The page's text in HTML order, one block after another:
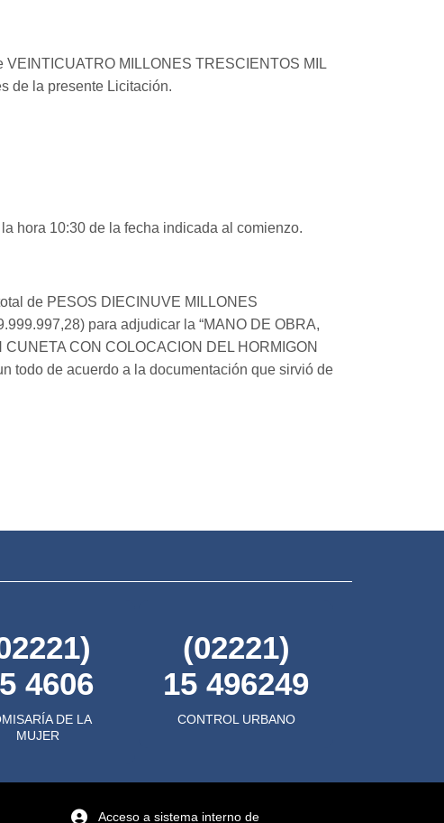
MILLONES TRESCIENTOS MIL
de la presente Licitación.
hora 10:30 de la fecha indicada al comienzo.
de PESOS DIECINUVE MILLONES
para adjudicar la “MANO DE OBRA,
CON COLOCACION DEL HORMIGON
todo de acuerdo a la documentación que sirvió de
4606
DE LA
MUJER
(02221)
15 496249
CONTROL URBANO
Acceso a sistema interno de